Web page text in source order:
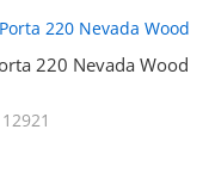
220 Nevada Wood
12921